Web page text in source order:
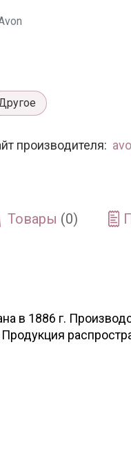
производителя:
Товары (0)
в 1886 г.